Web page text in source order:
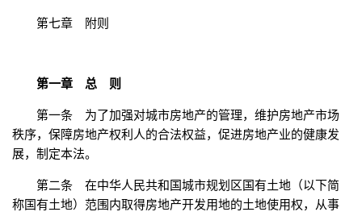
第七章 附则
第一章 总 则
第一条 为了加强对城市房地产的管理，维护房地产市场
秩序，保障房地产权利人的合法权益，促进房地产业的健康发
展，制定本法。
第二条 在中华人民共和国城市规划区国有土地（以下简
称国有土地）范围内取得房地产开发用地的土地使用权，从事